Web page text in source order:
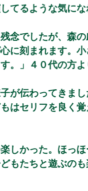
てるような気に
念でしたが、森
に刻まれます。
。」４０代の方よ
が伝わってきま
はセリフを良く
しかった。ほっ
もたちと遊ぶの